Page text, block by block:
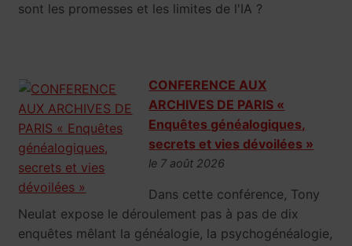
sont les promesses et les limites de l'IA ?
CONFERENCE AUX
ARCHIVES DE PARIS «
Enquêtes généalogiques,
secrets et vies dévoilées »
le 7 août 2026
Dans cette conférence, Tony
Neulat expose le déroulement pas à pas de dix
enquêtes mêlant la généalogie, la psychogénéalogie,